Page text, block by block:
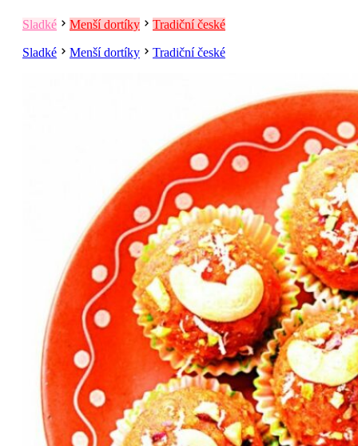
Sladké Menší dortíky Tradiční české
Sladké Menší dortíky Tradiční české